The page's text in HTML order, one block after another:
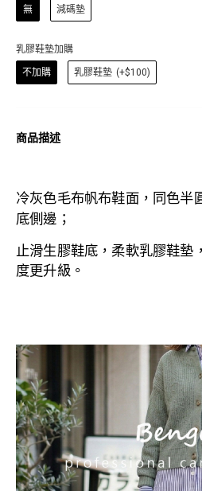
無 減碼墊
乳膠鞋墊加購
不加購 乳膠鞋墊 (+$100)
商品描述
冷灰色毛布帆布鞋面，同色半
底側邊；
止滑生膠鞋底， 柔軟乳膠鞋墊，
度更升級。